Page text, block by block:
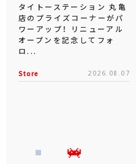
タイトーステーション 丸亀
店のプライズコーナーがパ
ワーアップ！ リニューアル
オープンを記念してフォ
ロ...
Store 2026.08.07